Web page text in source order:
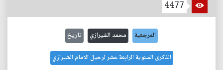
4477
المرجعية محمد الشيرازي تاريخ
الذكرى السنوية الرابعة عشر لرحيل الامام الشيرازي